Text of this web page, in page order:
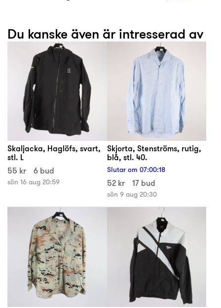
Du kanske även är intresserad av
Skaljacka, Haglöfs, svart,
stl. L
55 kr
6 bud
sön 16 aug 20:59
Skjorta, Stenströms, rutig,
blå, stl. 40.
Slutar om 07:00:17
52 kr 17 bud
sön 9 aug 20:30